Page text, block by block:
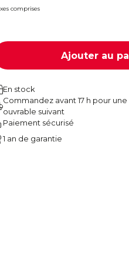
comprises
Ajouter au
En stock
Commandez avant 17 h pour
ouvrable suivant
Paiement sécurisé
1 an de garantie